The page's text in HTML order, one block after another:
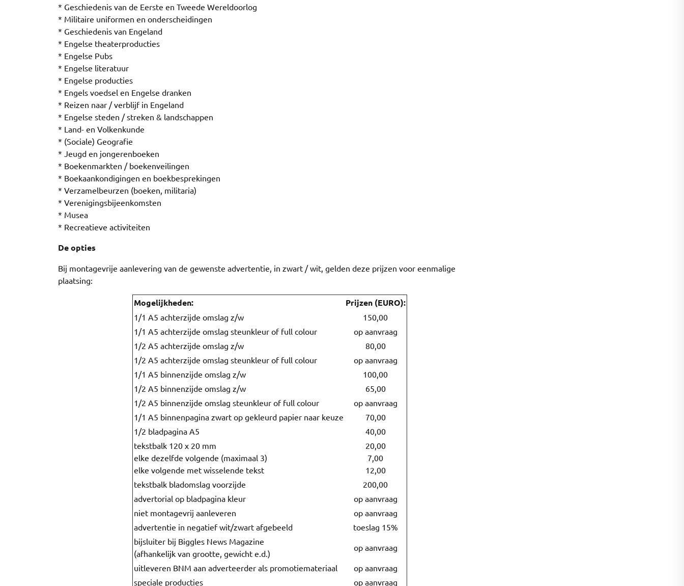
* Geschiedenis van de Eerste en Tweede Wereldoorlog
* Militaire uniformen en onderscheidingen
* Geschiedenis van Engeland
* Engelse theaterproducties
* Engelse Pubs
* Engelse literatuur
* Engelse producties
* Engels voedsel en Engelse dranken
* Reizen naar / verblijf in Engeland
* Engelse steden / streken & landschappen
* Land- en Volkenkunde
* (Sociale) Geografie
* Jeugd en jongerenboeken
* Boekenmarkten / boekenveilingen
* Boekaankondigingen en boekbesprekingen
* Verzamelbeurzen (boeken, militaria)
* Verenigingsbijeenkomsten
* Musea
* Recreatieve activiteiten
De opties
Bij montagevrije aanlevering van de gewenste advertentie, in zwart / wit, gelden deze prijzen voor eenmalige
plaatsing:
Mogelijkheden: Prijzen (EURO):
1/1 A5 achterzijde omslag z/w
150,00
1/1 A5 achterzijde omslag steunkleur of full colour
op aanvraag
1/2 A5 achterzijde omslag z/w
80,00
1/2 A5 achterzijde omslag steunkleur of full colour
op aanvraag
1/1 A5 binnenzijde omslag z/w
100,00
1/2 A5 binnenzijde omslag z/w
65,00
1/2 A5 binnenzijde omslag steunkleur of full colour
op aanvraag
1/1 A5 binnenpagina zwart op gekleurd papier naar keuze
70,00
1/2 bladpagina A5
40,00
tekstbalk 120 x 20 mm
elke dezelfde volgende (maximaal 3)
elke volgende met wisselende tekst
20,00
7,00
12,00
tekstbalk bladomslag voorzijde
200,00
advertorial op bladpagina kleur
op aanvraag
niet montagevrij aanleveren
op aanvraag
advertentie in negatief wit/zwart afgebeeld
toeslag 15%
bijsluiter bij Biggles News Magazine
(afhankelijk van grootte, gewicht e.d.)
op aanvraag
uitleveren BNM aan adverteerder als promotiemateriaal
op aanvraag
speciale producties
op aanvraag